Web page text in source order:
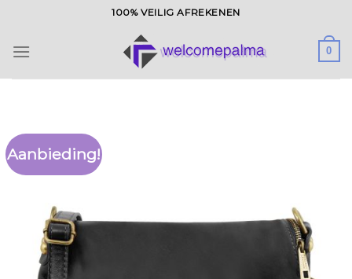
inhoud
100% VEILIG AFREKENEN
0
Aanbieding!